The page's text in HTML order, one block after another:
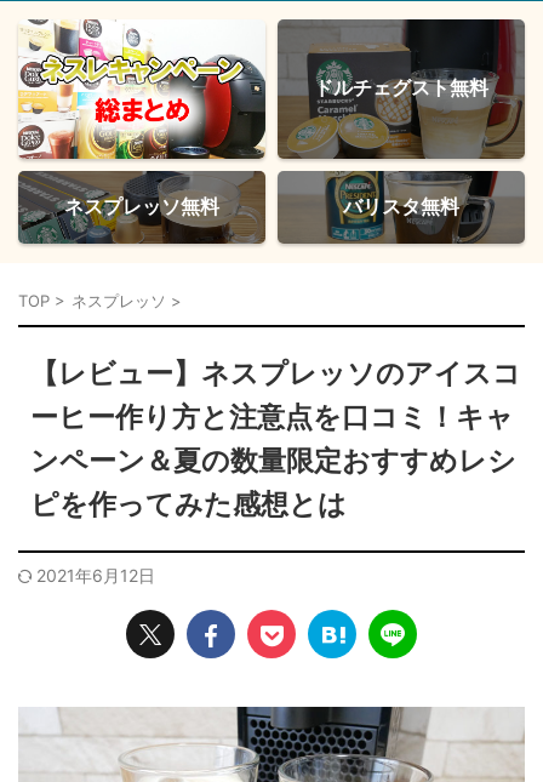
ドルチェグスト無料
ネスプレッソ無料 バリスタ無料
TOP > ネスプレッソ >
【レビュー】ネスプレッソのアイスコ
ーヒー作り方と注意点を口コミ！キャ
ンペーン＆夏の数量限定おすすめレシ
ピを作ってみた感想とは
2021年6月12日